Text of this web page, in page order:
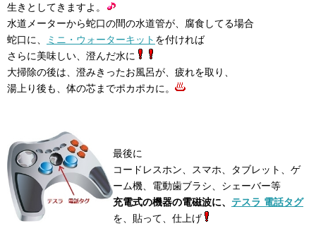
生きとしてきますよ。
水道メーターから蛇口の間の水道管が、腐食してる場合
蛇口に、
ミニ・ウォーターキット を付ければ
さらに美味しい、澄んだ水に
大掃除の後は、澄みきったお風呂が、疲れを取り、
湯上り後も、体の芯までポカポカに。
最後に
コードレスホン、スマホ、タブレット、ゲ
ーム機、電動歯ブラシ、シェーバー等
充電式の機器の電磁波に、 テスラ 電話タグ
を、貼って、仕上げ